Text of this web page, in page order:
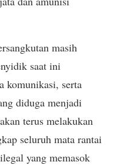
masih
saat ini
komunikasi, serta
diduga menjadi
terus melakukan
seluruh mata rantai
yang memasok